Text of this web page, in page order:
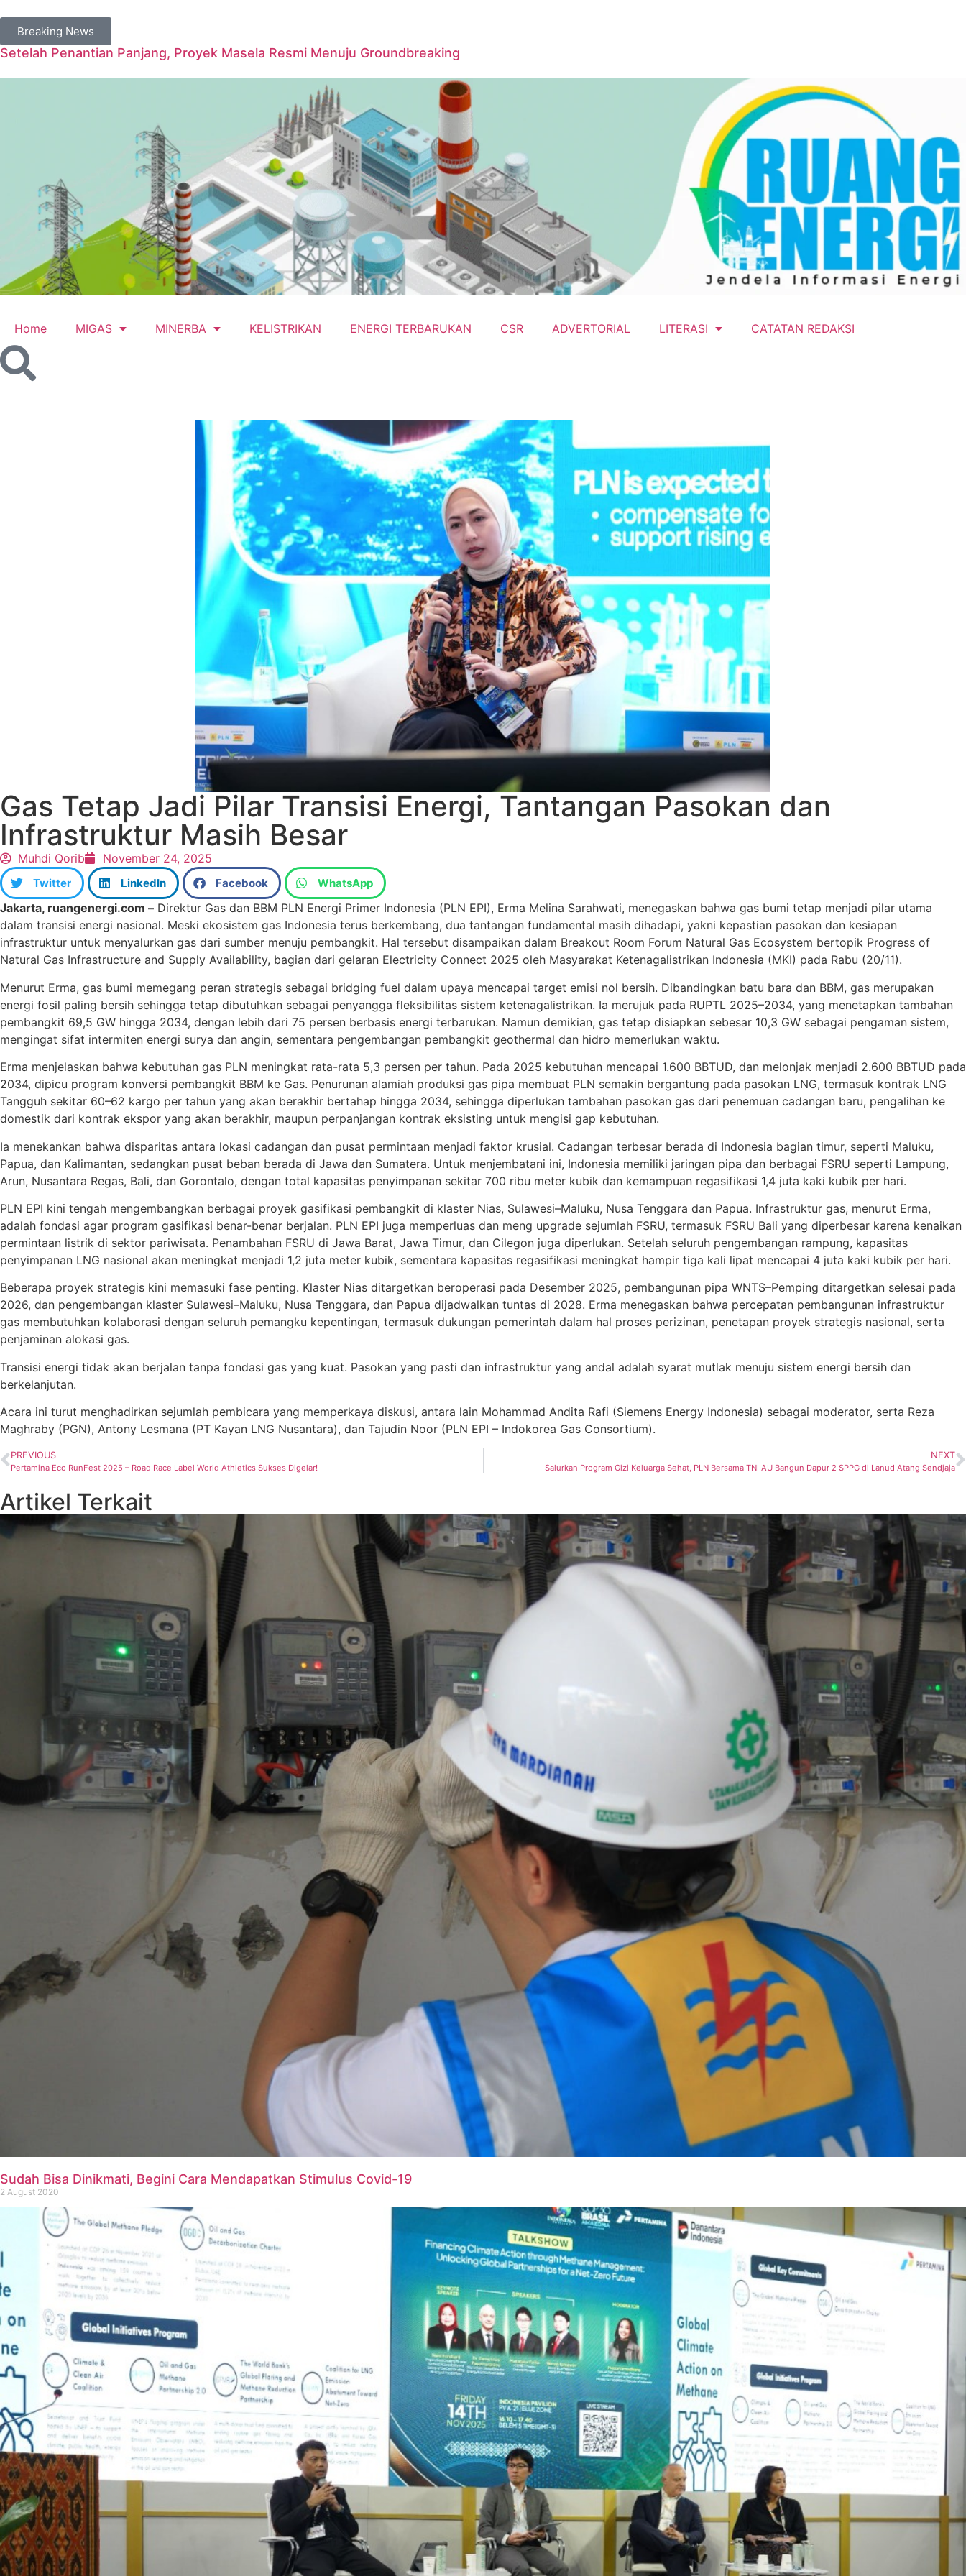
Breaking News
Setelah Penantian Panjang, Proyek Masela Resmi Menuju Groundbreaking
Home MIGAS MINERBA KELISTRIKAN ENERGI TERBARUKAN CSR ADVERTORIAL LITERASI CATATAN REDAKSI
Gas Tetap Jadi Pilar Transisi Energi, Tantangan Pasokan dan
Infrastruktur Masih Besar
Muhdi Qorib November 24, 2025
Twitter LinkedIn Facebook WhatsApp
‎Jakarta, ruangenergi.com – Direktur Gas dan BBM PLN Energi Primer Indonesia (PLN EPI), Erma Melina Sarahwati, menegaskan bahwa gas bumi tetap menjadi pilar utama
dalam transisi energi nasional. Meski ekosistem gas Indonesia terus berkembang, dua tantangan fundamental masih dihadapi, yakni kepastian pasokan dan kesiapan
infrastruktur untuk menyalurkan gas dari sumber menuju pembangkit. Hal tersebut disampaikan dalam Breakout Room Forum Natural Gas Ecosystem bertopik Progress of
Natural Gas Infrastructure and Supply Availability, bagian dari gelaran Electricity Connect 2025 oleh Masyarakat Ketenagalistrikan Indonesia (MKI) pada Rabu (20/11).
Menurut Erma, gas bumi memegang peran strategis sebagai bridging fuel dalam upaya mencapai target emisi nol bersih. Dibandingkan batu bara dan BBM, gas merupakan
energi fosil paling bersih sehingga tetap dibutuhkan sebagai penyangga fleksibilitas sistem ketenagalistrikan. Ia merujuk pada RUPTL 2025–2034, yang menetapkan tambahan
pembangkit 69,5 GW hingga 2034, dengan lebih dari 75 persen berbasis energi terbarukan. Namun demikian, gas tetap disiapkan sebesar 10,3 GW sebagai pengaman sistem,
mengingat sifat intermiten energi surya dan angin, sementara pengembangan pembangkit geothermal dan hidro memerlukan waktu.
Erma menjelaskan bahwa kebutuhan gas PLN meningkat rata-rata 5,3 persen per tahun. Pada 2025 kebutuhan mencapai 1.600 BBTUD, dan melonjak menjadi 2.600 BBTUD pada
2034, dipicu program konversi pembangkit BBM ke Gas. Penurunan alamiah produksi gas pipa membuat PLN semakin bergantung pada pasokan LNG, termasuk kontrak LNG
Tangguh sekitar 60–62 kargo per tahun yang akan berakhir bertahap hingga 2034, sehingga diperlukan tambahan pasokan gas dari penemuan cadangan baru, pengalihan ke
domestik dari kontrak ekspor yang akan berakhir, maupun perpanjangan kontrak eksisting untuk mengisi gap kebutuhan.
Ia menekankan bahwa disparitas antara lokasi cadangan dan pusat permintaan menjadi faktor krusial. Cadangan terbesar berada di Indonesia bagian timur, seperti Maluku,
Papua, dan Kalimantan, sedangkan pusat beban berada di Jawa dan Sumatera. Untuk menjembatani ini, Indonesia memiliki jaringan pipa dan berbagai FSRU seperti Lampung,
Arun, Nusantara Regas, Bali, dan Gorontalo, dengan total kapasitas penyimpanan sekitar 700 ribu meter kubik dan kemampuan regasifikasi 1,4 juta kaki kubik per hari.
PLN EPI kini tengah mengembangkan berbagai proyek gasifikasi pembangkit di klaster Nias, Sulawesi–Maluku, Nusa Tenggara dan Papua. Infrastruktur gas, menurut Erma,
adalah fondasi agar program gasifikasi benar-benar berjalan. PLN EPI juga memperluas dan meng upgrade sejumlah FSRU, termasuk FSRU Bali yang diperbesar karena kenaikan
permintaan listrik di sektor pariwisata. Penambahan FSRU di Jawa Barat, Jawa Timur, dan Cilegon juga diperlukan. Setelah seluruh pengembangan rampung, kapasitas
penyimpanan LNG nasional akan meningkat menjadi 1,2 juta meter kubik, sementara kapasitas regasifikasi meningkat hampir tiga kali lipat mencapai 4 juta kaki kubik per hari.
Beberapa proyek strategis kini memasuki fase penting. Klaster Nias ditargetkan beroperasi pada Desember 2025, pembangunan pipa WNTS–Pemping ditargetkan selesai pada
2026, dan pengembangan klaster Sulawesi–Maluku, Nusa Tenggara, dan Papua dijadwalkan tuntas di 2028. Erma menegaskan bahwa percepatan pembangunan infrastruktur
gas membutuhkan kolaborasi dengan seluruh pemangku kepentingan, termasuk dukungan pemerintah dalam hal proses perizinan, penetapan proyek strategis nasional, serta
penjaminan alokasi gas.
Transisi energi tidak akan berjalan tanpa fondasi gas yang kuat. Pasokan yang pasti dan infrastruktur yang andal adalah syarat mutlak menuju sistem energi bersih dan
berkelanjutan.
Acara ini turut menghadirkan sejumlah pembicara yang memperkaya diskusi, antara lain Mohammad Andita Rafi (Siemens Energy Indonesia) sebagai moderator, serta Reza
Maghraby (PGN), Antony Lesmana (PT Kayan LNG Nusantara), dan Tajudin Noor (PLN EPI – Indokorea Gas Consortium).
PREVIOUS
Pertamina Eco RunFest 2025 – Road Race Label World Athletics Sukses Digelar!
NEXT
Salurkan Program Gizi Keluarga Sehat, PLN Bersama TNI AU Bangun Dapur 2 SPPG di Lanud Atang Sendjaja
Artikel Terkait
Sudah Bisa Dinikmati, Begini Cara Mendapatkan Stimulus Covid-19
2 August 2020